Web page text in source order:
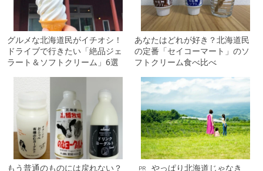
グルメな北海道民がイチオシ！
ドライブで行きたい「絶品ジェ
ラート＆ソフトクリーム」6選
あなたはどれが好き？北海道民
の定番「セイコーマート」のソ
フトクリーム食べ比べ
もう普通のものには戻れない？ PR やっぱり北海道じゃなき